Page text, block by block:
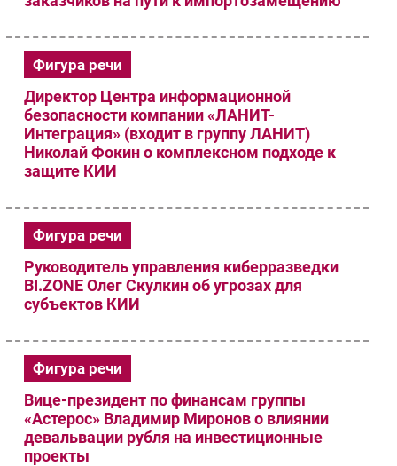
Фигура речи
Директор Центра информационной
безопасности компании «ЛАНИТ-
Интеграция» (входит в группу ЛАНИТ)
Николай Фокин о комплексном подходе к
защите КИИ
Фигура речи
Руководитель управления киберразведки
BI.ZONE Олег Скулкин об угрозах для
субъектов КИИ
Фигура речи
Вице-президент по финансам группы
«Астерос» Владимир Миронов о влиянии
девальвации рубля на инвестиционные
проекты